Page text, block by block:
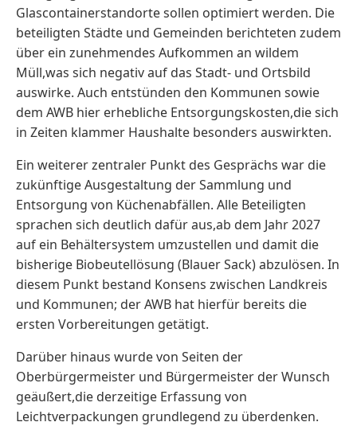
Glascontainerstandorte sollen optimiert werden. Die
beteiligten Städte und Gemeinden berichteten zudem
über ein zunehmendes Aufkommen an wildem
Müll,was sich negativ auf das Stadt- und Ortsbild
auswirke. Auch entstünden den Kommunen sowie
dem AWB hier erhebliche Entsorgungskosten,die sich
in Zeiten klammer Haushalte besonders auswirkten.
Ein weiterer zentraler Punkt des Gesprächs war die
zukünftige Ausgestaltung der Sammlung und
Entsorgung von Küchenabfällen. Alle Beteiligten
sprachen sich deutlich dafür aus,ab dem Jahr 2027
auf ein Behältersystem umzustellen und damit die
bisherige Biobeutellösung (Blauer Sack) abzulösen. In
diesem Punkt bestand Konsens zwischen Landkreis
und Kommunen; der AWB hat hierfür bereits die
ersten Vorbereitungen getätigt.
Darüber hinaus wurde von Seiten der
Oberbürgermeister und Bürgermeister der Wunsch
geäußert,die derzeitige Erfassung von
Leichtverpackungen grundlegend zu überdenken.